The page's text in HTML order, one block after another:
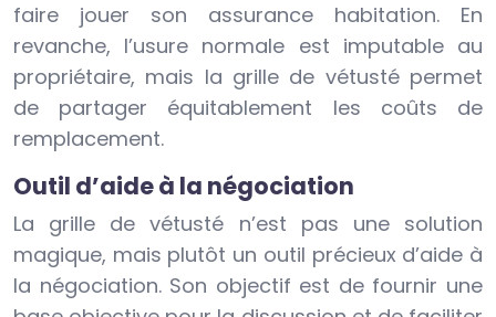
faire jouer son assurance habitation. En
revanche, l’usure normale est imputable au
propriétaire, mais la grille de vétusté permet
de partager équitablement les coûts de
remplacement.
Outil d’aide à la négociation
La grille de vétusté n’est pas une solution
magique, mais plutôt un outil précieux d’aide à
la négociation. Son objectif est de fournir une